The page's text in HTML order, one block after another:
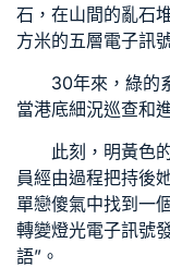
石，在山間的亂石
方米的五層電子訊
30年來， 綠的
當港底細況巡查和
此刻，明黃色
員經由過程把持後
單戀傻氣中找到一
轉變燈光電子訊號
語”。